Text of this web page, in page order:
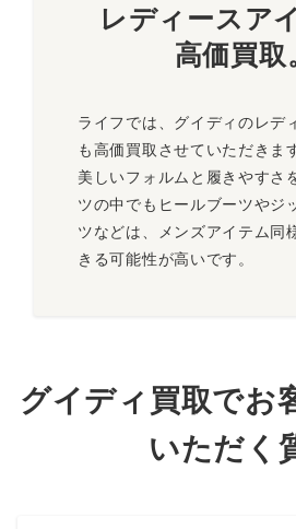
レディースア
高価買取
ライフでは、グイディのレデ
も高価買取させていただきま
美しいフォルムと履きやすさ
ツの中でもヒールブーツやジ
ツなどは、メンズアイテム同
きる可能性が高いです。
グイディ買取でお
いただく